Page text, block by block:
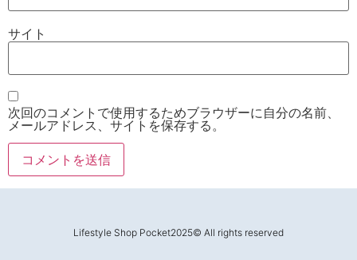
サイト
次回のコメントで使用するためブラウザーに自分の名前、
メールアドレス、サイトを保存する。
Lifestyle Shop Pocket2025© All rights reserved